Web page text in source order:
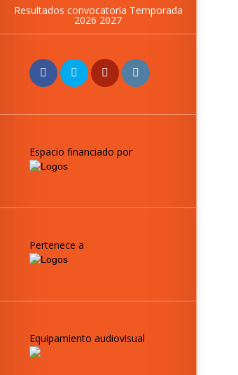
Resultados convocatoria Temporada
2026 2027
Espacio financiado por
Pertenece a
Equipamiento audiovisual